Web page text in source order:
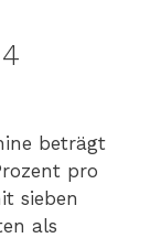
beträgt
pro
sieben
als